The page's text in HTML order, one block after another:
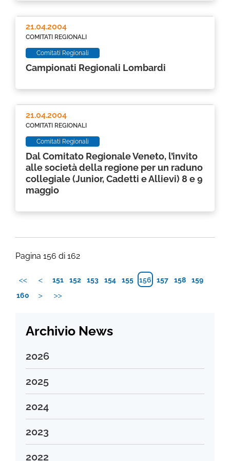
Campionati Regionali Lombardi
COMITATI REGIONALI
21.04.2004
Comitati Regionali
Dal Comitato Regionale Veneto, l’invito
alle società della regione per un raduno
collegiale (Junior, Cadetti e Allievi) 8 e 9
maggio
COMITATI REGIONALI
21.04.2004
Comitati Regionali
Pagina 156 di 162
151 152 153 154 155 156 157 158
159
160
Archivio News
2026
Luglio 2026
Giugno 2026
Maggio 2026
Aprile 2026
Marzo 2026
2025
Dicembre 2025
Novembre 2025
Ottobre 2025
Settembre 2025
2024
Dicembre 2024
Novembre 2024
2023
Dicembre 2023
2022